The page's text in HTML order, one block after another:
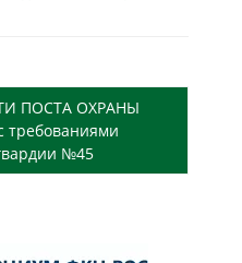
ПОСТА ОХРАНЫ
требованиями
№45